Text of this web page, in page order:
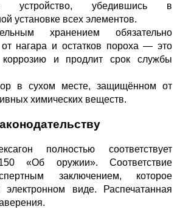
устройство, убедившись в
установке всех элементов.
хранением обязательно
нагара и остатков пороха — это
коррозию и продлит срок службы
в сухом месте, защищённом от
химических веществ.
полностью соответствует
«Об оружии». Соответствие
заключением, которое
электронном виде. Распечатанная